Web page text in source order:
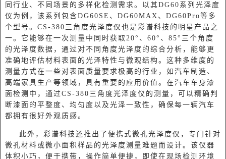
同行业、不同场景的多样化检测需求。以其DG60系列光泽度
仪为例，该系列包含DG60SE、DG60MAX、DG60Pro等多
个型号。CS-380三角度光泽度仪也是彩谱科技的明星产品之
一。它能够在一次测量中同时获取20°、60°、85°三个角度
的光泽度数据，通过对不同角度光泽度的综合分析，能够更
准确地评估材料表面的光泽特性与微观结构。这种多维度的
测量方式在一些对表面质量要求极高的行业，如汽车制造、
高端家具生产等领域，具有重要的应用价值。在汽车车身漆
面检测中，通过CS-380三角度光泽度仪的测量，可以精确判
断漆面的平整度、均匀度以及光泽一致性，确保每一辆汽车
都拥有很好外观质感。
此外，彩谱科技还推出了便携式微孔光泽度仪，专门针对
微孔材料或微小面积样品的光泽度测量难题而设计。该仪器
体积小巧，便于携带，操作简单便捷，即使在现场检测环境